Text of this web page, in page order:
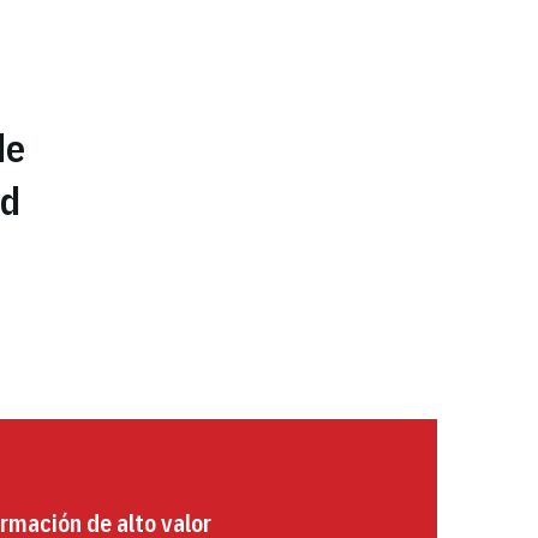
de alto valor